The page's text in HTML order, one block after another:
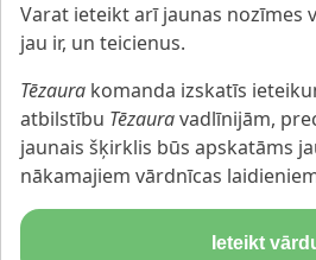
Varat ieteikt arī jaunas nozīmes
jau ir, un teicienus.
Tēzaura komanda izskatīs
atbilstību Tēzauravadlīnijām,
jaunais šķirklis būs apskatāms
nākamajiem vārdnīcas
Ieteikt